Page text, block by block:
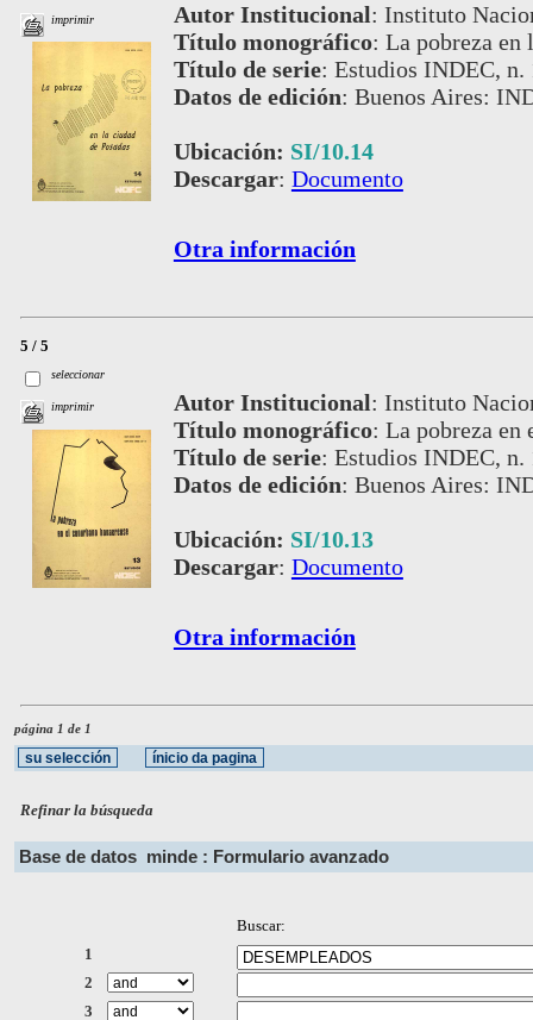
imprimir Autor Institucional: Instituto
Título monográfico: La pobreza en
Título de serie: Estudios INDEC, n.
Datos de edición: Buenos Aires:
Ubicación: SI/10.14
Descargar: Documento
Otra información
5 / 5
seleccionar
imprimir Autor Institucional: Instituto
Título monográfico: La pobreza en
Título de serie: Estudios INDEC, n.
Datos de edición: Buenos Aires:
Ubicación: SI/10.13
Descargar: Documento
Otra información
página 1 de 1
Refinar la búsqueda
Base de datos minde : Formulario avanzado
Buscar:
1
2
3